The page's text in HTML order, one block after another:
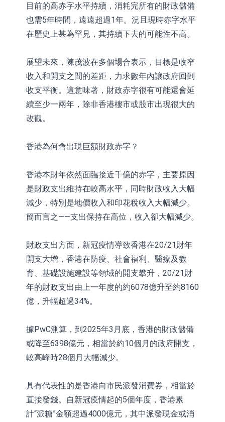
目前的高赤字水平持續，消耗完所有的財政儲備
也需5年時間，遠遠超過1年。況且現時赤字水平
在歷史上甚為罕見，其持續下去的可能性不高。
展望未來，陳茂波在多個場合表示，目標是收窄
收入和開支之間的差距，力求數年內讓政府回到
收支平衡。這意味著，財政赤字很有可能還會延
續至少一兩年，除非香港樓市或股市出現很大的
改觀。
香港為何會出現巨額財政赤字？
香港本財年依然面臨接近千億的赤字，主要原因
是財政支出維持在較高水平，同時財政收入大幅
減少，特別是地價收入和印花稅收入大幅減少。
簡而言之——支出保持在高位，收入卻大幅減少。
財政支出方面，新冠疫情導致香港在20/21財年
開支大增，香港在防疫、社會福利、醫療及教
育、基礎設施建設等領域的開支攀升，20/21財
年的財政支出由上一年度的約6078億升至約8160
億，升幅超過34%。
據PwC測算，到2025年3月底，香港的財政儲備
或降至6398億元，相當於約10個月的政府開支，
較高峰時28個月大幅減少。
具有代表性的是香港向市民派發消費券，相當於
直接發錢。自新冠疫情起的5個年度，香港累
計“派糖”金額超過4000億元，其中派發現金或消